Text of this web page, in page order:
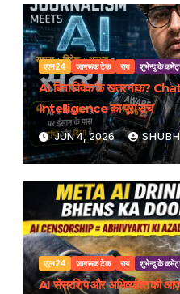
एएन24 जागरूक टेक राय शुभेन्दु के
AI बिना विवेक के खतरनाक?
Intelligence का पूरा सच
JUN 4, 2026
एएन24 जागरूक टेक राय शुभेन्दु के
AI सेंसरशिप और अभिव्यक्ति की